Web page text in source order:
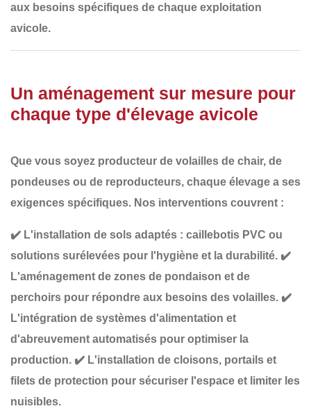
aux besoins spécifiques de chaque exploitation
avicole.
Un aménagement sur mesure pour
chaque type d'élevage avicole
Que vous soyez producteur de volailles de chair, de
pondeuses ou de reproducteurs, chaque élevage a ses
exigences spécifiques. Nos interventions couvrent :
✔️ L'installation de sols adaptés : caillebotis PVC ou
solutions surélevées pour l'hygiène et la durabilité. ✔️
L'aménagement de zones de pondaison et de
perchoirs pour répondre aux besoins des volailles. ✔️
L'intégration de systèmes d'alimentation et
d'abreuvement automatisés pour optimiser la
production. ✔️ L'installation de cloisons, portails et
filets de protection pour sécuriser l'espace et limiter les
nuisibles.